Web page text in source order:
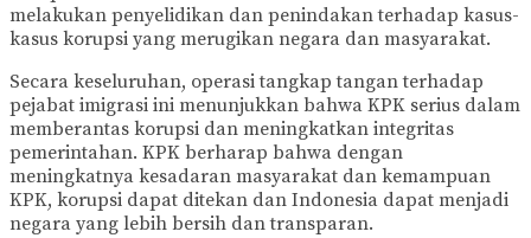
melakukan penyelidikan dan penindakan terhadap kasus-
kasus korupsi yang merugikan negara dan masyarakat.
Secara keseluruhan, operasi tangkap tangan terhadap
pejabat imigrasi ini menunjukkan bahwa KPK serius dalam
memberantas korupsi dan meningkatkan integritas
pemerintahan. KPK berharap bahwa dengan
meningkatnya kesadaran masyarakat dan kemampuan
KPK, korupsi dapat ditekan dan Indonesia dapat menjadi
negara yang lebih bersih dan transparan.